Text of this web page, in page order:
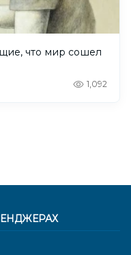
что мир сошел
1,092